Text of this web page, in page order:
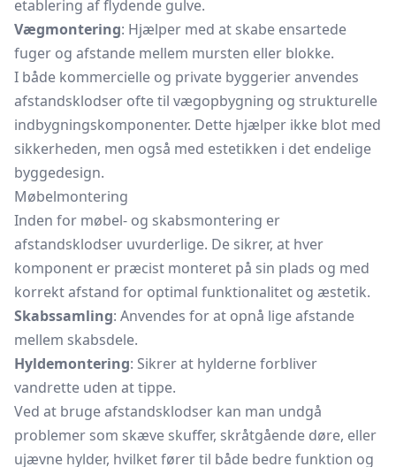
etablering af flydende gulve.
Vægmontering: Hjælper med at skabe ensartede
fuger og afstande mellem mursten eller blokke.
I både kommercielle og private byggerier anvendes
afstandsklodser ofte til vægopbygning og strukturelle
indbygningskomponenter. Dette hjælper ikke blot med
sikkerheden, men også med estetikken i det endelige
byggedesign.
Møbelmontering
Inden for møbel- og skabsmontering er
afstandsklodser uvurderlige. De sikrer, at hver
komponent er præcist monteret på sin plads og med
korrekt afstand for optimal funktionalitet og æstetik.
Skabssamling: Anvendes for at opnå lige afstande
mellem skabsdele.
Hyldemontering: Sikrer at hylderne forbliver
vandrette uden at tippe.
Ved at bruge afstandsklodser kan man undgå
problemer som skæve skuffer, skråtgående døre, eller
ujævne hylder, hvilket fører til både bedre funktion og